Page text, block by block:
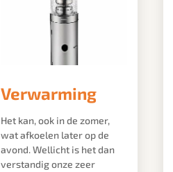
Verwarming
Het kan, ook in de zomer,
wat afkoelen later op de
avond. Wellicht is het dan
verstandig onze zeer